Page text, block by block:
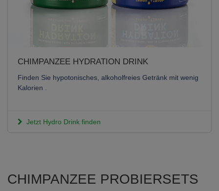
CHIMPANZEE HYDRATION DRINK
Finden Sie hypotonisches, alkoholfreies Getränk mit wenig
Kalorien .
Jetzt Hydro Drink finden
CHIMPANZEE PROBIERSETS